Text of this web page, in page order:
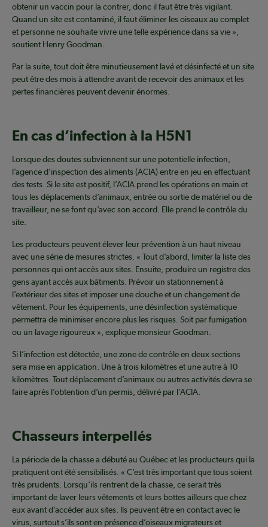
obtenir un vaccin pour la contrer, donc il faut être très vigilant.
Quand un site est contaminé, il faut éliminer les oiseaux au complet
et personne ne souhaite vivre une telle expérience dans sa vie »,
soutient Henry Goodman.
Par la suite, tout doit être minutieusement lavé et désinfecté et un site
peut être des mois à attendre avant de recevoir des animaux et les
pertes financières peuvent devenir énormes.
En cas d’infection à la H5N1
Lorsque des doutes subviennent sur une potentielle infection,
l’agence d’inspection des aliments (ACIA) entre en jeu en effectuant
des tests. Si le site est positif, l’ACIA prend les opérations en main et
tous les déplacements d’animaux, entrée ou sortie de matériel ou de
travailleur, ne se font qu’avec son accord. Elle prend le contrôle du
site.
Les producteurs peuvent élever leur prévention à un haut niveau
avec une série de mesures strictes. « Tout d’abord, limiter la liste des
personnes qui ont accès aux sites. Ensuite, produire un registre des
gens ayant accès aux bâtiments. Prévoir un stationnement à
l’extérieur des sites et imposer une douche et un changement de
vêtement. Pour les équipements, une désinfection systématique
permettra de minimiser encore plus les risques. Soit par fumigation
ou un lavage rigoureux », explique monsieur Goodman.
Si l’infection est détectée, une zone de contrôle en deux sections
sera mise en application. Une à trois kilomètres et une autre à 10
kilomètres. Tout déplacement d’animaux ou autres activités devra se
faire après l’obtention d’un permis, délivré par l’ACIA.
Chasseurs interpellés
La période de la chasse a débuté au Québec et les producteurs qui la
pratiquent ont été sensibilisés. « C’est très important que tous soient
très prudents. Lorsqu’ils rentrent de la chasse, ce serait très
important de laver leurs vêtements et leurs bottes ailleurs que chez
eux avant d’accéder aux sites. Ils peuvent être en contact avec le
virus, surtout s’ils sont en présence d’oiseaux migrateurs et